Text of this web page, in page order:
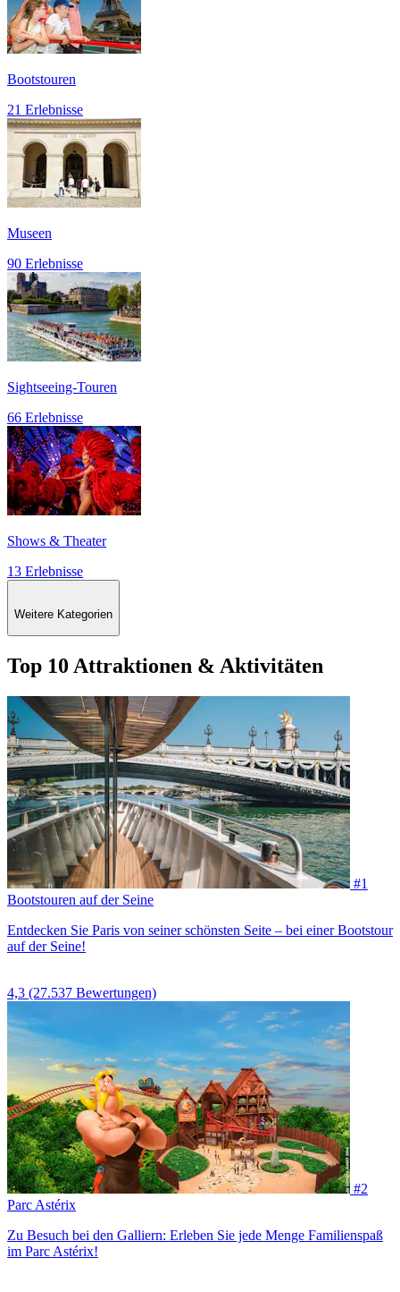
Bootstouren
21 Erlebnisse
Museen
90 Erlebnisse
Sightseeing-Touren
66 Erlebnisse
Shows & Theater
13 Erlebnisse
Weitere Kategorien
Top 10 Attraktionen & Aktivitäten
#1
Bootstouren auf der Seine
Entdecken Sie Paris von seiner schönsten Seite – bei einer Bootstour
auf der Seine!
4,3 (27.537 Bewertungen)
#2
Parc Astérix
Zu Besuch bei den Galliern: Erleben Sie jede Menge Familienspaß
im Parc Astérix!